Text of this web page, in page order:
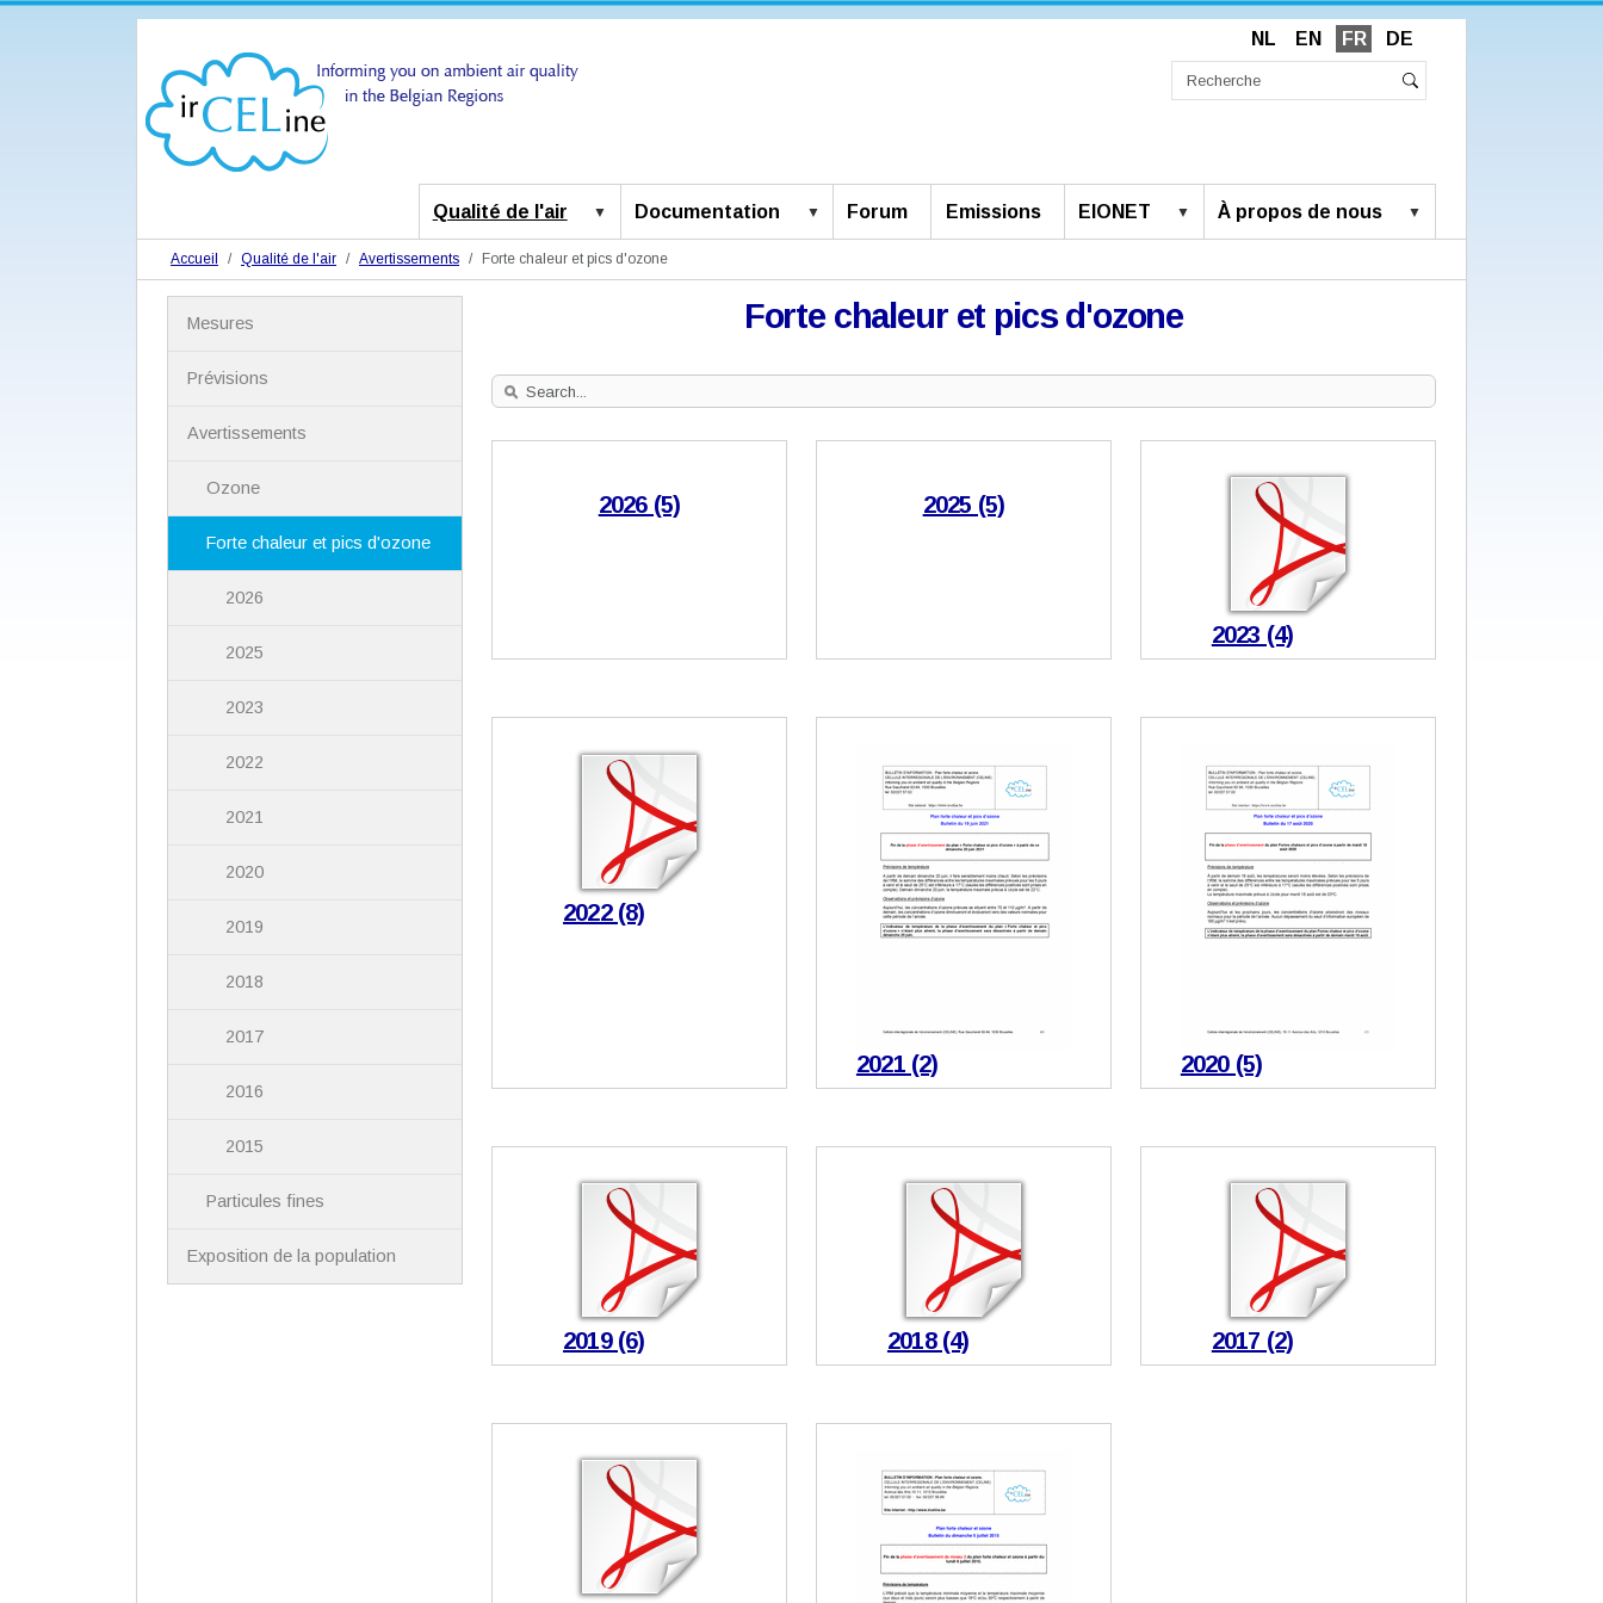
NL EN FR DE
Qualité de l'air Documentation Forum Emissions EIONET À propos de nous
Accueil Qualité de l'air Avertissements Forte chaleur et pics d'ozone
Forte chaleur et pics d'ozone
Search
Site
2026 (5) 2025 (5)
2023 (4)
2022 (8)
2021 (2) 2020 (5)
2019 (6) 2018 (4) 2017 (2)
Mesures
Prévisions
Avertissements
Ozone
Forte chaleur et pics d'ozone
2026
2025
2023
2022
2021
2020
2019
2018
2017
2016
2015
Particules fines
Exposition de la population